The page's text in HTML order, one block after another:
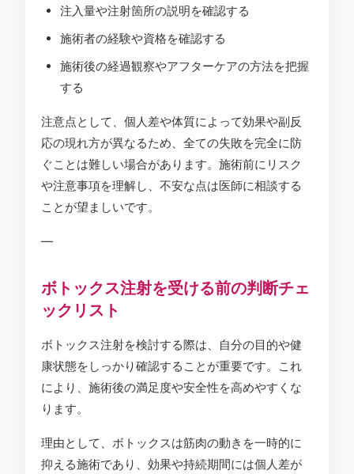
注入量や注射箇所の説明を確認する
施術者の経験や資格を確認する
施術後の経過観察やアフターケアの方法を把握
する
注意点として、個人差や体質によって効果や副反
応の現れ方が異なるため、全ての失敗を完全に防
ぐことは難しい場合があります。施術前にリスク
や注意事項を理解し、不安な点は医師に相談する
ことが望ましいです。
—
ボトックス注射を受ける前の判断チェ
ックリスト
ボトックス注射を検討する際は、自分の目的や健
康状態をしっかり確認することが重要です。これ
により、施術後の満足度や安全性を高めやすくな
ります。
理由として、ボトックスは筋肉の動きを一時的に
抑える施術であり、効果や持続期間には個人差が